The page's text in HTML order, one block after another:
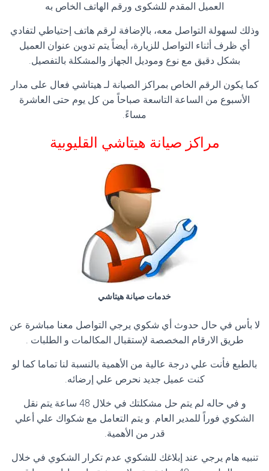
العميل المقدم للشكوى ورقم الهاتف الخاص به
وذلك لسهولة التواصل معه، بالإضافة لرقم هاتف إحتياطي لتفادي
أي ظرف أثناء التواصل للزيارة، أيضاً يتم تدوين عنوان العميل
بشكل دقيق مع نوع وموديل الجهاز والمشكلة بالتفصيل.
كما يكون الرقم الخاص بمراكز الصيانة لـ هيتاشي فعال على مدار
الأسبوع من الساعة التاسعة صباحاً من كل يوم حتى العاشرة
مساءً.
مراكز صيانة هيتاشي القليوبية
خدمات صيانة هيتاشي
لا بأس في حال حدوث أي شكوي يرجي التواصل معنا مباشرة عن
طريق الارقام المخصصة لإستقبال المكالمات و الطلبات .
بالطبع فأنت علي درجة عالية من الأهمية بالنسبة لنا تماما كما لو
كنت عميل جديد نحرص علي إرضائه.
و في حاله لم يتم حل مشكلتك في خلال 48 ساعة يتم نقل
الشكوي فوراً للمدير العام. و يتم التعامل مع شكواك علي أعلي
قدر من الأهمية.
تنبيه هام يرجي عند إبلاغك للشكوي عدم تكرار الشكوي في خلال